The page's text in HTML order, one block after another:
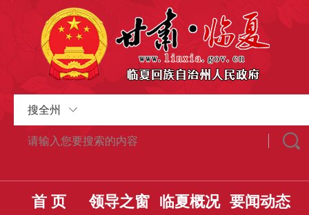
搜全州
首 页 领导之窗 临夏概况 要闻动态